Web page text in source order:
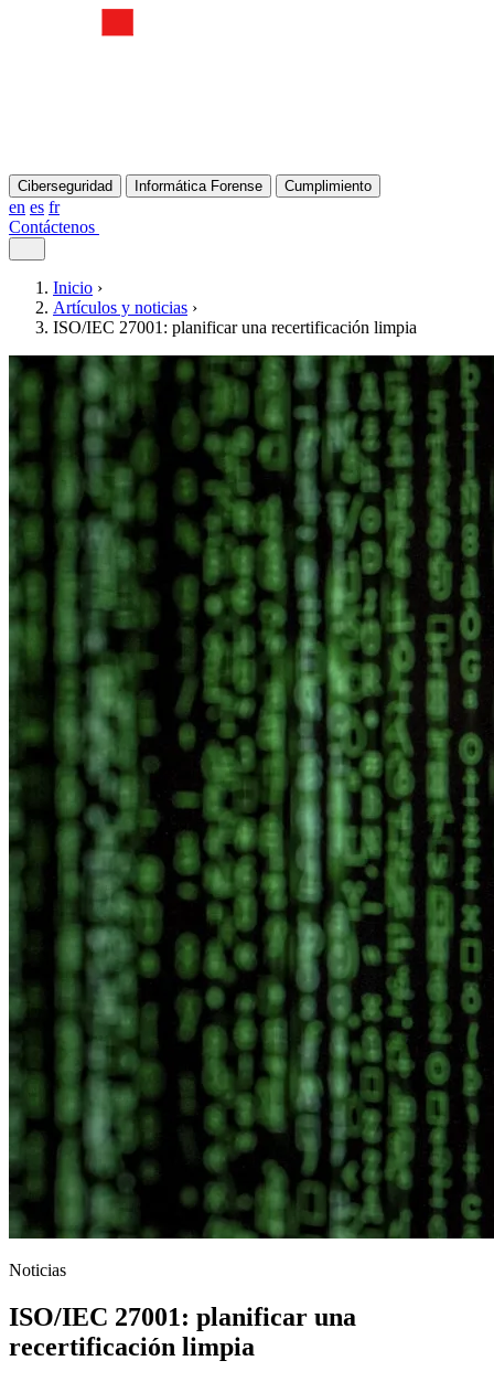
Ciberseguridad Informática Forense Cumplimiento
en es fr
Contáctenos
Inicio ›
Artículos y noticias ›
ISO/IEC 27001: planificar una recertificación limpia
Noticias
ISO/IEC 27001: planificar una
recertificación limpia